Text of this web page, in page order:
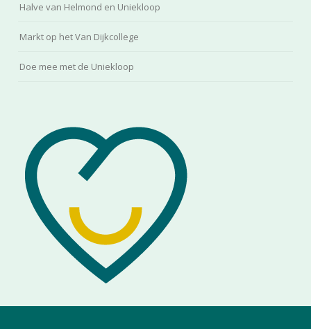
Halve van Helmond en Uniekloop
Markt op het Van Dijkcollege
Doe mee met de Uniekloop